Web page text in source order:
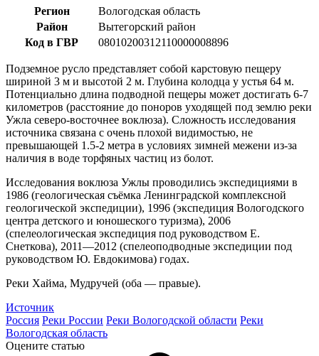
Регион
Вологодская область
Район
Вытегорский район
Код в ГВР
08010200312110000008896
Подземное русло представляет собой карстовую пещеру
шириной 3 м и высотой 2 м. Глубина колодца у устья 64 м.
Потенциально длина подводной пещеры может достигать 6-7
километров (расстояние до поноров уходящей под землю реки
Ужла северо-восточнее воклюза). Сложность исследования
источника связана с очень плохой видимостью, не
превышающей 1.5-2 метра в условиях зимней межени из-за
наличия в воде торфяных частиц из болот.
Исследования воклюза Ужлы проводились экспедициями в
1986 (геологическая съёмка Ленинградской комплексной
геологической экспедиции), 1996 (экспедиция Вологодского
центра детского и юношеского туризма), 2006
(спелеологическая экспедиция под руководством Е.
Снеткова), 2011—2012 (спелеоподводные экспедиции под
руководством Ю. Евдокимова) годах.
Реки Хайма, Мудручей (оба — правые).
Источник
Россия Реки России Реки Вологодской области Реки
Вологодская область
Оцените статью